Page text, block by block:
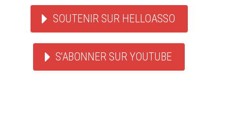
SOUTENIR SUR HELLOASSO
S'ABONNER SUR YOUTUBE